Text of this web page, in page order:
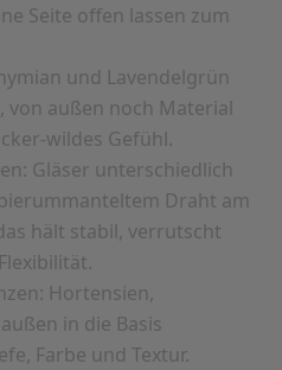
Seite offen lassen zum
und Lavendelgrün
außen noch Material
wildes Gefühl.
Gläser unterschiedlich
Draht am
hält stabil, verrutscht
Hortensien,
in die Basis
Farbe und Textur.